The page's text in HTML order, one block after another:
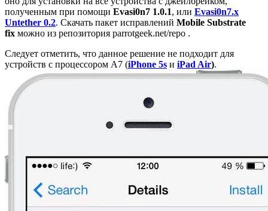
полученным при помощи Evasi0n7 1.0.1, или Evasi0n7.x
Untether 0.2. Скачать пакет исправлений Mobile Substrate
fix можно из репозитория parrotgeek.net/repo .
Следует отметить, что данное решение не подходит для
устройств с процессором A7 (iPhone 5s и iPad Air).